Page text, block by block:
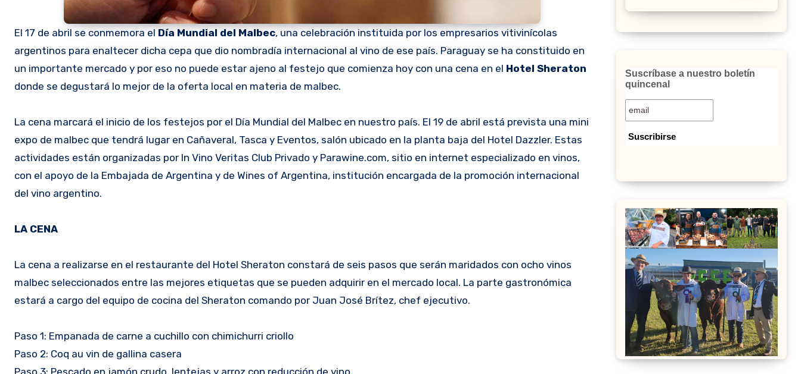
El 17 de abril se conmemora el Día Mundial del Malbec, una celebración instituida por los empresarios vitivinícolas
argentinos para enaltecer dicha cepa que dio nombradía internacional al vino de ese país. Paraguay se ha constituido en
un importante mercado y por eso no puede estar ajeno al festejo que comienza hoy con una cena en el Hotel Sheraton
donde se degustará lo mejor de la oferta local en materia de malbec.
La cena marcará el inicio de los festejos por el Día Mundial del Malbec en nuestro país. El 19 de abril está prevista una mini
expo de malbec que tendrá lugar en Cañaveral, Tasca y Eventos, salón ubicado en la planta baja del Hotel Dazzler. Estas
actividades están organizadas por In Vino Veritas Club Privado y Parawine.com, sitio en internet especializado en vinos,
con el apoyo de la Embajada de Argentina y de Wines of Argentina, institución encargada de la promoción internacional
del vino argentino.
LA CENA
La cena a realizarse en el restaurante del Hotel Sheraton constará de seis pasos que serán maridados con ocho vinos
malbec seleccionados entre las mejores etiquetas que se pueden adquirir en el mercado local. La parte gastronómica
estará a cargo del equipo de cocina del Sheraton comando por Juan José Brítez, chef ejecutivo.
Paso 1: Empanada de carne a cuchillo con chimichurri criollo
Paso 2: Coq au vin de gallina casera
Suscríbase a nuestro boletín
quincenal